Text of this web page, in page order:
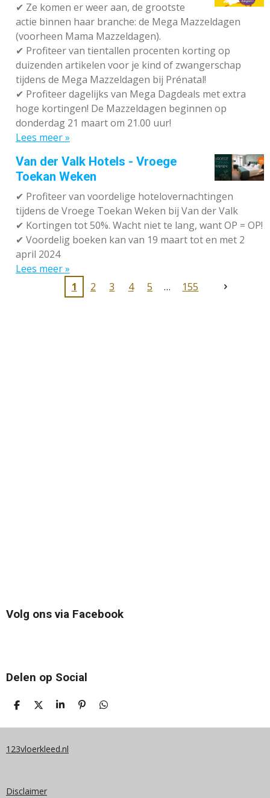
✔ Ze komen er weer aan, de grootste
actie binnen haar branche: de Mega Mazzeldagen
(voorheen Mama Mazzeldagen).
✔ Profiteer van tientallen procenten korting op
duizenden artikelen voor je kind of zwangerschap
tijdens de Mega Mazzeldagen bij Prénatal!
✔ Profiteer dagelijks van Mega Dagdeals met extra
hoge kortingen! De Mazzeldagen beginnen op
donderdag 21 maart om 21.00 uur!
Lees meer »
Van der Valk Hotels - Vroege
Toekan Weken
✔ Profiteer van voordelige hotelovernachtingen
tijdens de Vroege Toekan Weken bij Van der Valk
✔ Kortingen tot 50%. Wacht niet te lang, want OP = OP!
✔ Voordelig boeken kan van 19 maart tot en met 2
april 2024
Lees meer »
1
2 3 4 5 155
Volg ons via Facebook
Delen op Social
D
L
N
D
E
S
A
E
P
N
D
L
123vloerkleed.nl
Disclaimer